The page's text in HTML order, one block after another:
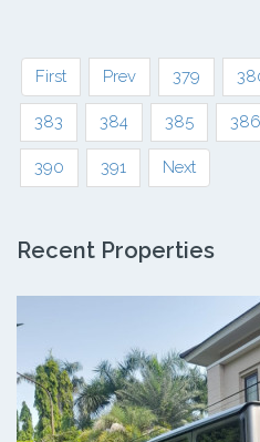
First Prev 379
383 384 385 386
390 391 Next
Recent Properties